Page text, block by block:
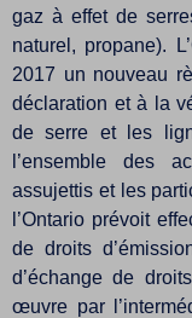
gaz à effet de
naturel, propane).
2017 un nouveau
déclaration et à la
de serre et les
l’ensemble des
assujettis et les
l’Ontario prévoit
de droits
d’échange de
œuvre par